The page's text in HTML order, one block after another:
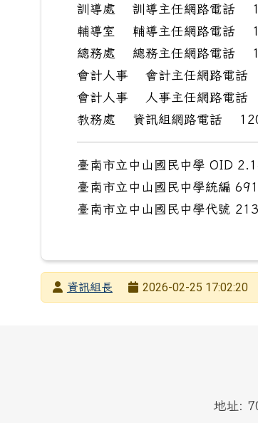
訓導處 訓導主任網路電話
輔導室 輔導主任網路電話
總務處 總務主任網路電話
會計人事 會計主任網路電
會計人事 人事主任網路電
教務處 資訊組網路電話
臺南市立中山國民中學 OID
臺南市立中山國民中學統編
臺南市立中山國民中學代號
發布者資訊組長
2026-02-25 17:02:20
地址: